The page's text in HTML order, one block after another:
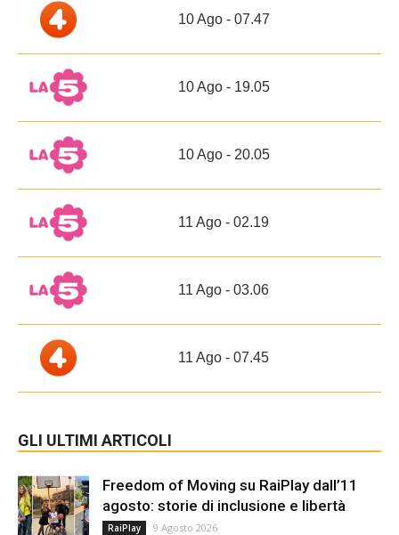
10 Ago - 07.47
10 Ago - 19.05
10 Ago - 20.05
11 Ago - 02.19
11 Ago - 03.06
11 Ago - 07.45
GLI ULTIMI ARTICOLI
Freedom of Moving su RaiPlay dall’11
agosto: storie di inclusione e libertà
RaiPlay 9 Agosto 2026